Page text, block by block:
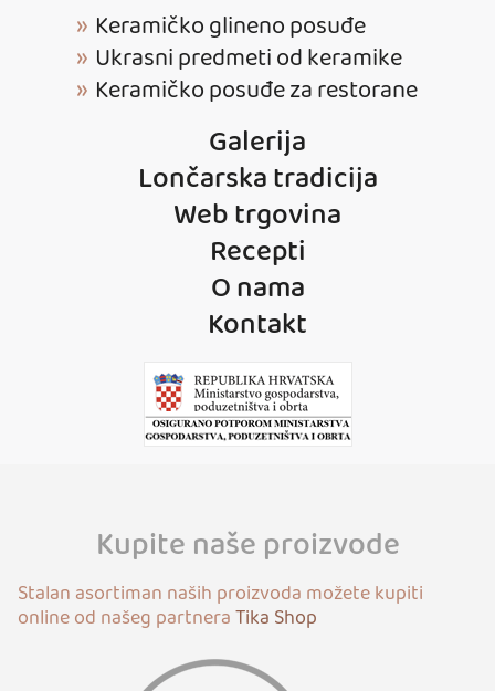
Keramičko glineno posuđe
Ukrasni predmeti od keramike
Keramičko posuđe za restorane
Galerija
Lončarska tradicija
Web trgovina
Recepti
O nama
Kontakt
Kupite naše proizvode
Stalan asortiman naših proizvoda možete kupiti
online od našeg partneraTika Shop